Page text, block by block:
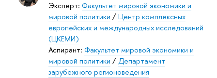
Эксперт: Факультет мировой экономики и
мировой политики /Центр комплексных
европейских и международных исследований
(ЦКЕМИ)
Аспирант: Факультет мировой экономики и
мировой политики /Департамент
зарубежного регионоведения